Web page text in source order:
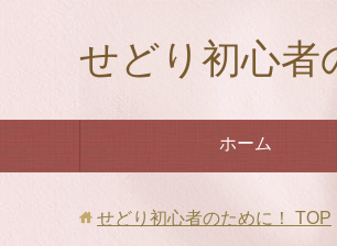
せどり初心者
ホーム
せどり初心者のために！ TOP